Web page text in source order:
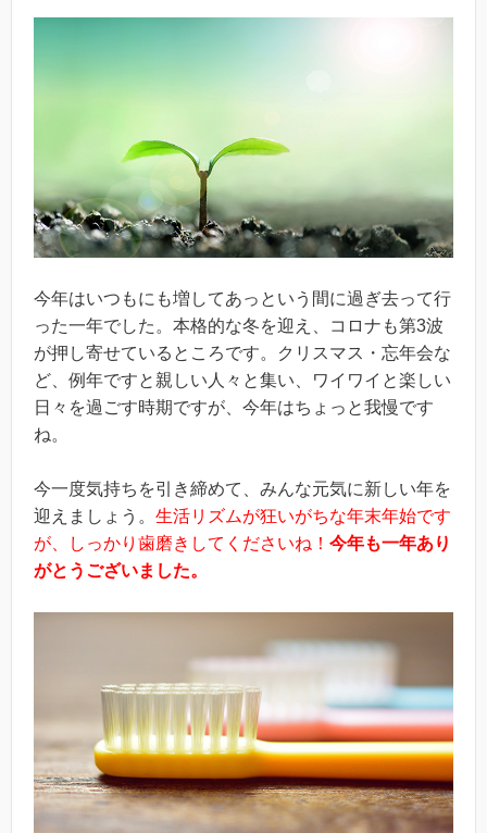
今年はいつもにも増してあっという間に過ぎ去って行
った一年でした。本格的な冬を迎え、コロナも第3波
が押し寄せているところです。クリスマス・忘年会な
ど、例年ですと親しい人々と集い、ワイワイと楽しい
日々を過ごす時期ですが、今年はちょっと我慢です
ね。
今一度気持ちを引き締めて、みんな元気に新しい年を
迎えましょう。 生活リズムが狂いがちな年末年始です
が、しっかり歯磨きしてくださいね！ 今年も一年あり
がとうございました。